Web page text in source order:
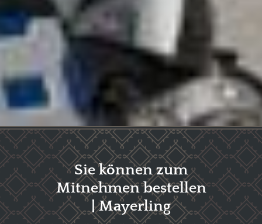
Sie können zum
Mitnehmen bestellen
| Mayerling